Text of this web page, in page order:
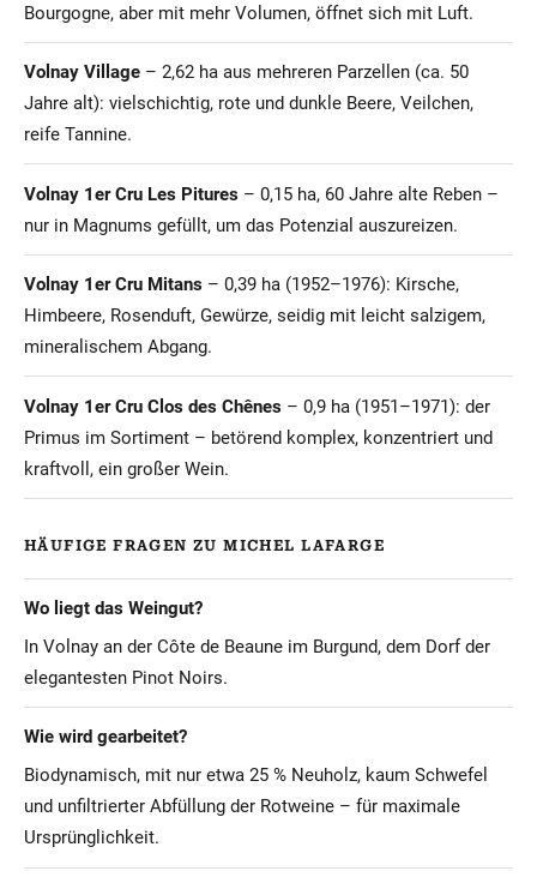
Bourgogne, aber mit mehr Volumen, öffnet sich mit Luft.
Volnay Village – 2,62 ha aus mehreren Parzellen (ca. 50
Jahre alt): vielschichtig, rote und dunkle Beere, Veilchen,
reife Tannine.
Volnay 1er Cru Les Pitures – 0,15 ha, 60 Jahre alte Reben –
nur in Magnums gefüllt, um das Potenzial auszureizen.
Volnay 1er Cru Mitans – 0,39 ha (1952–1976): Kirsche,
Himbeere, Rosenduft, Gewürze, seidig mit leicht salzigem,
mineralischem Abgang.
Volnay 1er Cru Clos des Chênes – 0,9 ha (1951–1971): der
Primus im Sortiment – betörend komplex, konzentriert und
kraftvoll, ein großer Wein.
HÄUFIGE FRAGEN ZU MICHEL LAFARGE
Wo liegt das Weingut?
In Volnay an der Côte de Beaune im Burgund, dem Dorf der
elegantesten Pinot Noirs.
Wie wird gearbeitet?
Biodynamisch, mit nur etwa 25 % Neuholz, kaum Schwefel
und unfiltrierter Abfüllung der Rotweine – für maximale
Ursprünglichkeit.